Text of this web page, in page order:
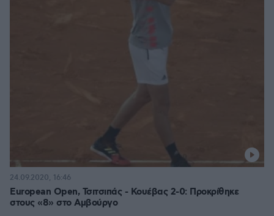
European Open, Τσιτσιπάς - Κουέβας 2-0: Προκρίθηκε
στους «8» στο Αμβούργο
24.09.2020, 16:46